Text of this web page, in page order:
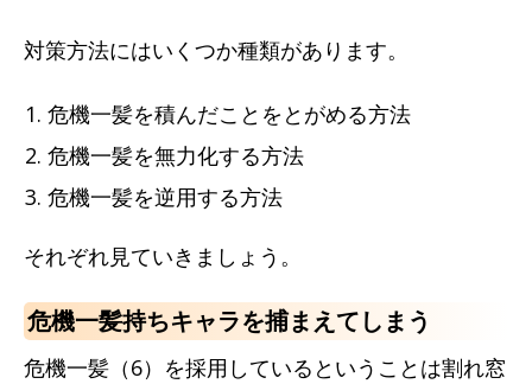
対策方法にはいくつか種類があります。
危機一髪を積んだことをとがめる方法
危機一髪を無力化する方法
危機一髪を逆用する方法
それぞれ見ていきましょう。
危機一髪持ちキャラを捕まえてしまう
危機一髪（6）を採用しているということは割れ窓